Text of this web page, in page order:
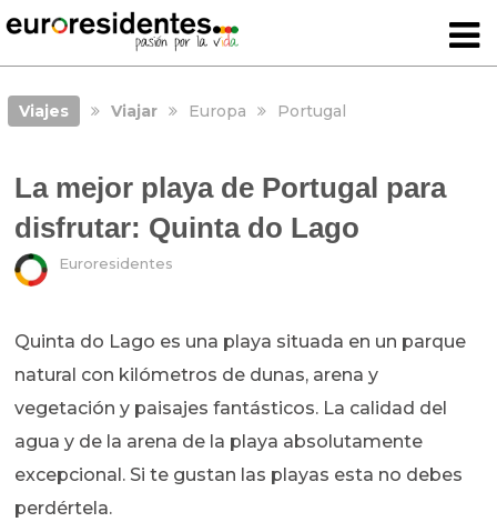
Viajes Viajar Europa Portugal
La mejor playa de Portugal para
disfrutar: Quinta do Lago
Euroresidentes
Quinta do Lago es una playa situada en un parque
natural con kilómetros de dunas, arena y
vegetación y paisajes fantásticos. La calidad del
agua y de la arena de la playa absolutamente
excepcional. Si te gustan las playas esta no debes
perdértela.